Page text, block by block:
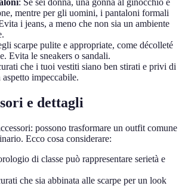
mentre per gli uomini, i pantaloni formali
i jeans, a meno che non sia un ambiente
scarpe pulite e appropriate, come décolleté
Evita le sneakers o sandali.
che i tuoi vestiti siano ben stirati e privi di
impeccabile.
e dettagli
possono trasformare un outfit comune
Ecco cosa considerare:
di classe può rappresentare serietà e
che sia abbinata alle scarpe per un look